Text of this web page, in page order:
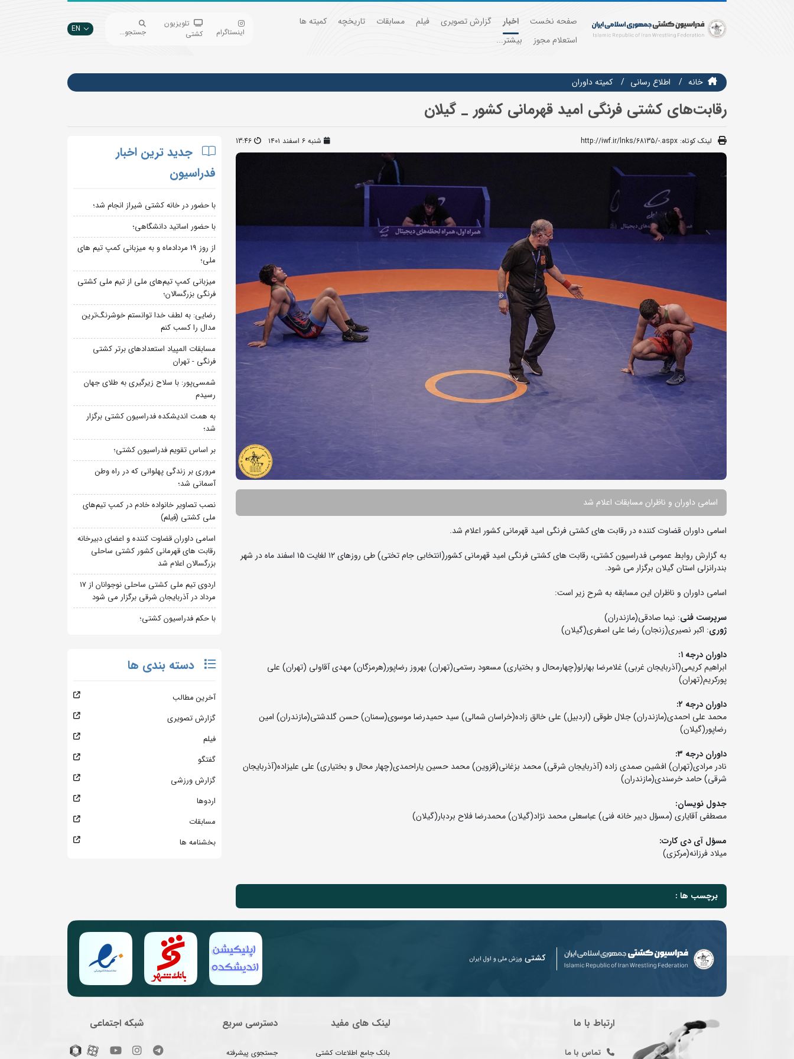
صفحه نخست اخبار گزارش تصویری فیلم مسابقات تاریخچه
کمیته ها
استعلام مجوز
بیشتر...
اینستاگرام
تلویزیون
کشتی
جستجو... EN
خانه اطلاع رسانی کمیته داوران
رقابت‌های کشتی فرنگی امید قهرمانی کشور _ گیلان
لینک کوتاه: http://iwf.ir/lnks/68135/-.aspx شنبه ۶ اسفند ۱۴۰۱ 13:46
اسامی داوران و ناظران مسابقات اعلام شد
اسامی داوران قضاوت کننده در رقابت های کشتی فرنگی امید قهرمانی کشور اعلام شد.
به گزارش روابط عمومی فدراسیون کشتی، رقابت های کشتی فرنگی امید قهرمانی کشور(انتخابی جام تختی) طی روزهای ۱۲ لغایت ۱۵ اسفند ماه در شهر
بندرانزلی استان گیلان برگزار می شود.
اسامی داوران و ناظران این مسابقه به شرح زیر است:
سرپرست فنی: نیما صادقی(مازندران)
ژوری: اکبر نصیری(زنجان) رضا علی اصغری(گیلان)
داوران درجه ۱:
ابراهیم کریمی(آذربایجان غربی) غلامرضا بهارلو(چهارمحال و بختیاری) مسعود رستمی(تهران) بهروز رضاپور(هرمزگان) مهدی آقاولی (تهران) علی
پورکریم(تهران)
داوران درجه ۲:
محمد علی احمدی(مازندران) جلال طوقی (اردبیل) علی خالق زاده(خراسان شمالی) سید حمیدرضا موسوی(سمنان) حسن گلدشتی(مازندران) امین
رضاپور(گیلان)
داوران درجه ۳:
نادر مرادی(تهران) افشین صمدی زاده (آذربایجان شرقی) محمد بزغانی(قزوین) محمد حسین یاراحمدی(چهار محال و بختیاری) علی علیزاده(آذربایجان
شرقی) حامد خرسندی(مازندران)
جدول نویسان:
مصطفی آقایاری (مسؤل دبیر خانه فنی) عباسعلی محمد نژاد(گیلان) محمدرضا فلاح بردبار(گیلان)
مسؤل آی دی کارت:
میلاد فرزانه(مرکزی)
برچسب ها :
جدید ترین اخبار
فدراسیون
با حضور در خانه کشتی شیراز انجام شد؛
با حضور اساتید دانشگاهی؛
از روز 19 مردادماه و به میزبانی کمپ تیم های
ملی؛
میزبانی کمپ تیم‌های ملی از تیم ملی کشتی
فرنگی بزرگسالان؛
رضایی: به لطف خدا توانستم خوشرنگ‌ترین
مدال را کسب کنم
مسابقات المپیاد استعدادهای برتر کشتی
فرنگی - تهران
شمسی‌پور: با سلاح زیرگیری به طلای جهان
رسیدم
به همت اندیشکده فدراسیون کشتی برگزار
شد؛
بر اساس تقویم فدراسیون کشتی؛
مروری بر زندگی پهلوانی که در راه وطن
آسمانی شد؛
نصب تصاویر خانواده خادم در کمپ تیم‌های
ملی کشتی (فیلم)
اسامی داوران قضاوت کننده و اعضای دبیرخانه
رقابت های قهرمانی کشور کشتی ساحلی
بزرگسالان اعلام شد
اردوی تیم ملی کشتی ساحلی نوجوانان از 17
مرداد در آذربایجان شرقی برگزار می شود
با حکم فدراسیون کشتی؛
دسته بندی ها
آخرین مطالب
گزارش تصویری
فیلم
گفتگو
گزارش ورزشی
اردوها
مسابقات
بخشنامه ها
کشتی ورزش ملی و اول ایران
ارتباط با ما
تماس با ما
لینک های مفید
بانک جامع اطلاعات کشتی
دسترسی سریع
جستجوی پیشرفته
شبکه اجتماعی